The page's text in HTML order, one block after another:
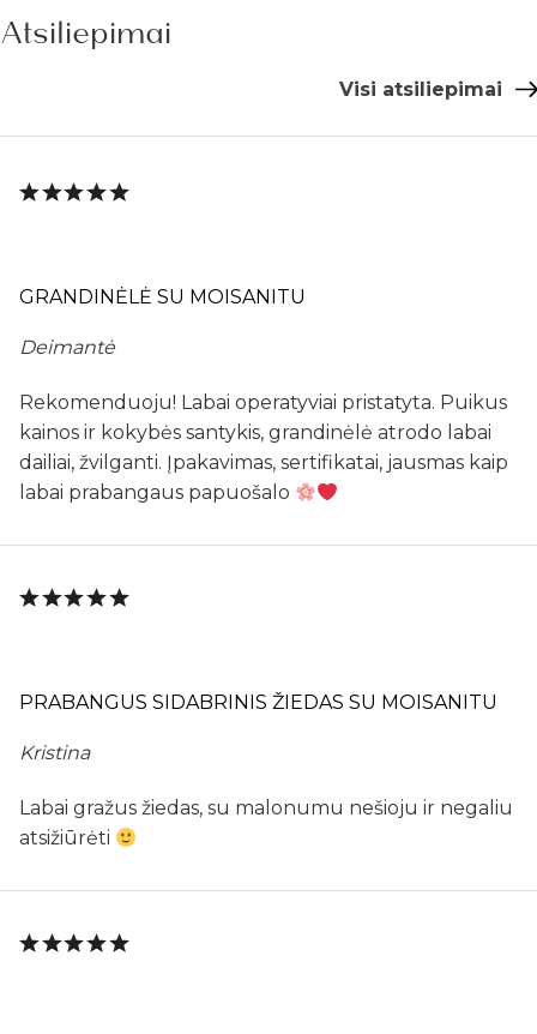
Atsiliepimai
Visi atsiliepimai
GRANDINĖLĖ SU MOISANITU
Deimantė
Rekomenduoju! Labai operatyviai pristatyta. Puikus
kainos ir kokybės santykis, grandinėlė atrodo labai
dailiai, žvilganti. Įpakavimas, sertifikatai, jausmas kaip
labai prabangaus papuošalo
PRABANGUS SIDABRINIS ŽIEDAS SU MOISANITU
Kristina
Labai gražus žiedas, su malonumu nešioju ir negaliu
atsižiūrėti